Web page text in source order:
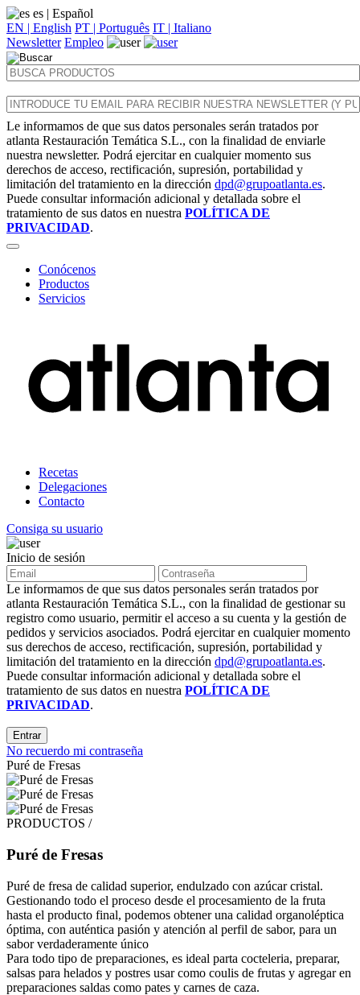
es | Español
EN | English PT | Português IT | Italiano
Newsletter Empleo
Le informamos de que sus datos personales serán tratados por
atlanta Restauración Temática S.L., con la finalidad de enviarle
nuestra newsletter. Podrá ejercitar en cualquier momento sus
derechos de acceso, rectificación, supresión, portabilidad y
limitación del tratamiento en la dirección dpd@grupoatlanta.es.
Puede consultar información adicional y detallada sobre el
tratamiento de sus datos en nuestra POLÍTICA DE
PRIVACIDAD.
Conócenos
Productos
Servicios
Recetas
Delegaciones
Contacto
Consiga su usuario
Inicio de sesión
Le informamos de que sus datos personales serán tratados por
atlanta Restauración Temática S.L., con la finalidad de gestionar su
registro como usuario, permitir el acceso a su cuenta y la gestión de
pedidos y servicios asociados. Podrá ejercitar en cualquier momento
sus derechos de acceso, rectificación, supresión, portabilidad y
limitación del tratamiento en la dirección dpd@grupoatlanta.es.
Puede consultar información adicional y detallada sobre el
tratamiento de sus datos en nuestra POLÍTICA DE
PRIVACIDAD.
Entrar
No recuerdo mi contraseña
Puré de Fresas
PRODUCTOS /
Puré de Fresas
Puré de fresa de calidad superior, endulzado con azúcar cristal.
Gestionando todo el proceso desde el procesamiento de la fruta
hasta el producto final, podemos obtener una calidad organoléptica
óptima, con auténtica pasión y atención al perfil de sabor, para un
sabor verdaderamente único
Para todo tipo de preparaciones, es ideal parta cocteleria, preparar,
salsas para helados y postres usar como coulis de frutas y agregar en
preparaciones saldas como pates y carnes de caza.